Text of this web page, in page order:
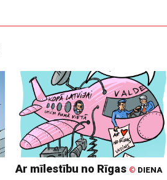
Ar mīlestību no Rīgas © DIENA